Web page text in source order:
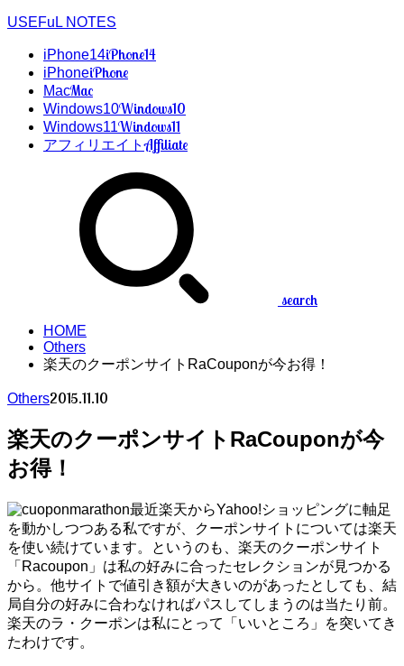
USEFuL NOTES
iPhone14iPhone14
iPhoneiPhone
MacMac
Windows10Windows10
Windows11Windows11
アフィリエイトAffiliate
search
HOME
Others
楽天のクーポンサイトRaCouponが今お得！
Others2015.11.10
楽天のクーポンサイトRaCouponが今
お得！
最近楽天からYahoo!ショッピングに軸足
を動かしつつある私ですが、クーポンサイトについては楽天
を使い続けています。というのも、楽天のクーポンサイト
「Racoupon」は私の好みに合ったセレクションが見つかる
から。他サイトで値引き額が大きいのがあったとしても、結
局自分の好みに合わなければパスしてしまうのは当たり前。
楽天のラ・クーポンは私にとって「いいところ」を突いてき
たわけです。